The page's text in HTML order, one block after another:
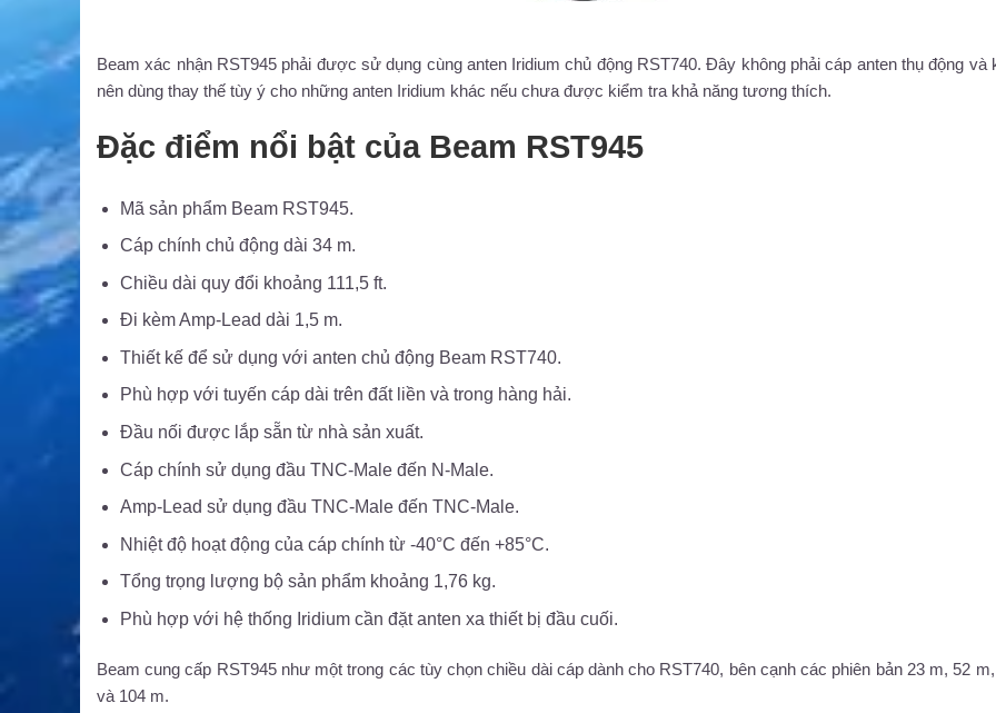
Beam xác nhận RST945 phải được sử dụng cùng anten Iridium chủ động RST740. Đây không phải cáp anten thụ động và
nên dùng thay thế tùy ý cho những anten Iridium khác nếu chưa được kiểm tra khả năng tương thích.
Đặc điểm nổi bật của Beam RST945
Mã sản phẩm Beam RST945.
Cáp chính chủ động dài 34 m.
Chiều dài quy đổi khoảng 111,5 ft.
Đi kèm Amp-Lead dài 1,5 m.
Thiết kế để sử dụng với anten chủ động Beam RST740.
Phù hợp với tuyến cáp dài trên đất liền và trong hàng hải.
Đầu nối được lắp sẵn từ nhà sản xuất.
Cáp chính sử dụng đầu TNC-Male đến N-Male.
Amp-Lead sử dụng đầu TNC-Male đến TNC-Male.
Nhiệt độ hoạt động của cáp chính từ -40°C đến +85°C.
Tổng trọng lượng bộ sản phẩm khoảng 1,76 kg.
Phù hợp với hệ thống Iridium cần đặt anten xa thiết bị đầu cuối.
Beam cung cấp RST945 như một trong các tùy chọn chiều dài cáp dành cho RST740, bên cạnh các phiên bản 23 m, 52
và 104 m.